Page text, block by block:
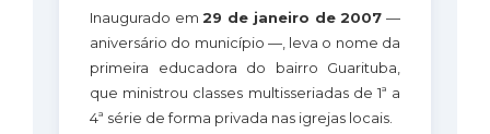
Inaugurado em29 de janeiro de 2007 —
aniversário do município —, leva o nome da
primeira educadora do bairro Guarituba,
que ministrou classes multisseriadas de 1ª a
4ª série de forma privada nas igrejas locais.